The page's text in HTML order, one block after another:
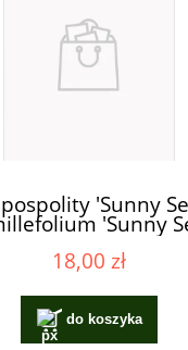
'Sunny
'Sunny
18,00 zł
do koszyka